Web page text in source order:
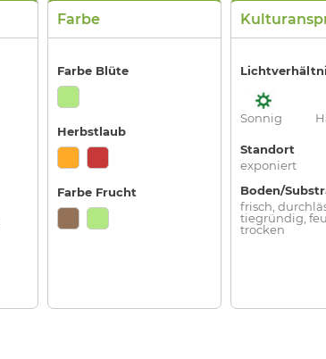
Farbe
Farbe Blüte
Herbstlaub
Farbe Frucht
Sonnig
Standort
exponiert
Boden/
frisch,
tiegründig,
trocken